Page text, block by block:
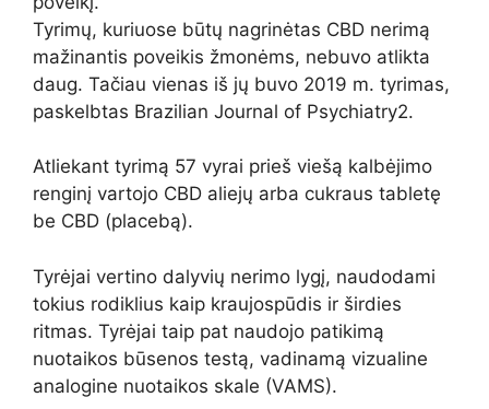
Tyrimų, kuriuose būtų nagrinėtas CBD nerimą
mažinantis poveikis žmonėms, nebuvo atlikta
daug. Tačiau vienas iš jų buvo 2019 m. tyrimas,
paskelbtas Brazilian Journal of Psychiatry2.
Atliekant tyrimą 57 vyrai prieš viešą kalbėjimo
renginį vartojo CBD aliejų arba cukraus tabletę
be CBD (placebą).
Tyrėjai vertino dalyvių nerimo lygį, naudodami
tokius rodiklius kaip kraujospūdis ir širdies
ritmas. Tyrėjai taip pat naudojo patikimą
nuotaikos būsenos testą, vadinamą vizualine
analogine nuotaikos skale (VAMS).